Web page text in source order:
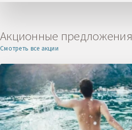
Акционные предложения
Смотреть все акции